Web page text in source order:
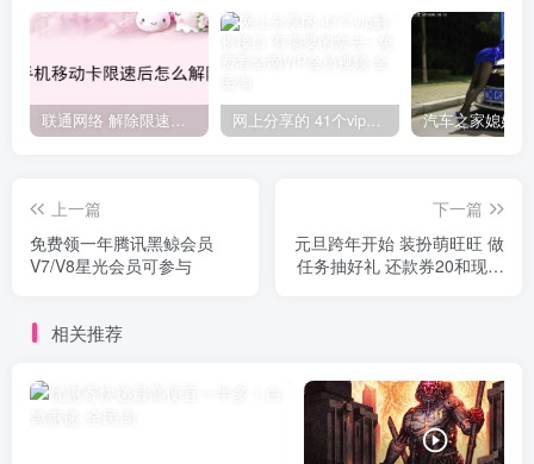
联通网络 解除限速方法参考！畅享、畅玩、老白干等及其它地区自测了 网上分享的 41个vip解析接口 有需要的拿去~ 免费看全网VIP会员视频
上一篇
免费领一年腾讯黑鲸会员
V7/V8星光会员可参与
下一篇
元旦跨年开始 装扮萌旺旺 做
任务抽好礼 还款券20和现金
相关推荐